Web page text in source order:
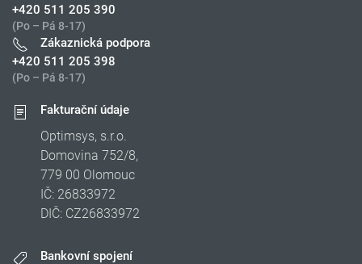
+420 511 205 390
(Po – Pá 8-17)
Zákaznická podpora
+420 511 205 398
(Po – Pá 8-17)
Fakturační údaje
Optimsys, s.r.o.
Domovina 752/8,
779 00 Olomouc
IČ: 26833972
DIČ: CZ26833972
Bankovní spojení